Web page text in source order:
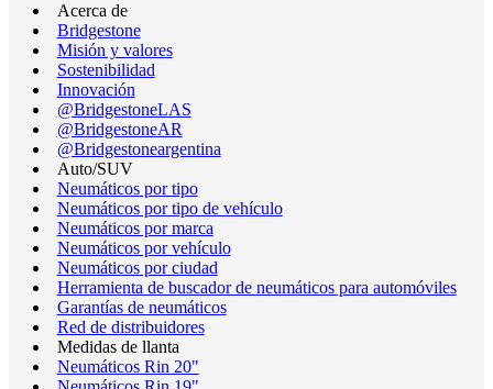
Acerca de
Bridgestone
Misión y valores
Sostenibilidad
Innovación
@BridgestoneLAS
@BridgestoneAR
@Bridgestoneargentina
Auto/SUV
Neumáticos por tipo
Neumáticos por tipo de vehículo
Neumáticos por marca
Neumáticos por vehículo
Neumáticos por ciudad
Herramienta de buscador de neumáticos para automóviles
Garantías de neumáticos
Red de distribuidores
Medidas de llanta
Neumáticos Rin 20"